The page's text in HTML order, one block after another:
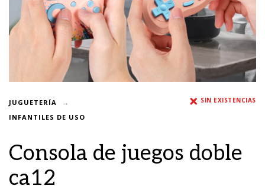
JUGUETERÍA
INFANTILES DE USO
SIN EXISTENCIAS
Consola de juegos doble
ca12